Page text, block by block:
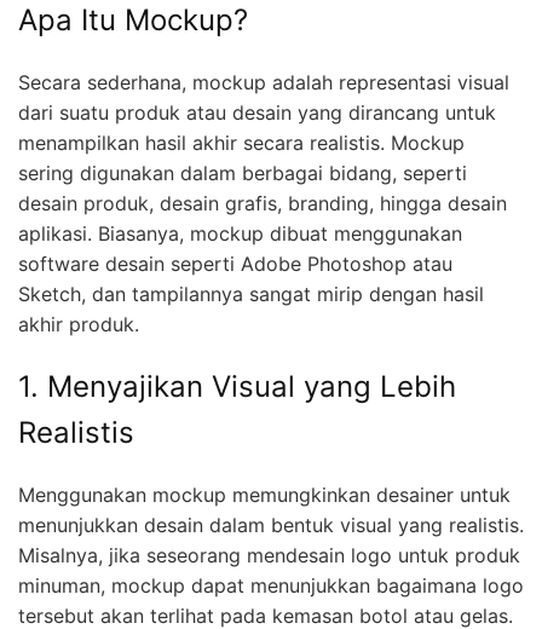
Apa Itu Mockup?
Secara sederhana, mockup adalah representasi visual
dari suatu produk atau desain yang dirancang untuk
menampilkan hasil akhir secara realistis. Mockup
sering digunakan dalam berbagai bidang, seperti
desain produk, desain grafis, branding, hingga desain
aplikasi. Biasanya, mockup dibuat menggunakan
software desain seperti Adobe Photoshop atau
Sketch, dan tampilannya sangat mirip dengan hasil
akhir produk.
1. Menyajikan Visual yang Lebih
Realistis
Menggunakan mockup memungkinkan desainer untuk
menunjukkan desain dalam bentuk visual yang realistis.
Misalnya, jika seseorang mendesain logo untuk produk
minuman, mockup dapat menunjukkan bagaimana logo
tersebut akan terlihat pada kemasan botol atau gelas.